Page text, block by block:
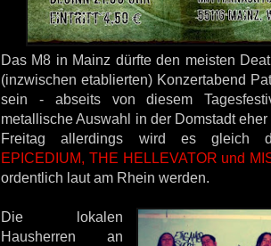
Das M8 in Mainz dürfte den meisten
(inzwischen etablierten) Konzertabend
sein - abseits von diesem
metallische Auswahl in der Domstadt
Freitag allerdings wird es gleich
EPICEDIUM, THE HELLEVATOR und
ordentlich laut am Rhein werden.
Die lokalen
Hausherren an